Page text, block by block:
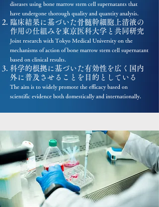
diseases using bone marrow stem cell supernatants that
have undergone thorough quality and quantity analysis.
臨床結果に基づいた骨髄幹細胞上清液の
作用の仕組みを東京医科大学と共同研究
Joint research with Tokyo Medical University on the
mechanisms of action of bone marrow stem cell supernatant
based on clinical results.
科学的根拠に基づいた有効性を広く国内
外に普及させることを目的としている
The aim is to widely promote the efficacy based on
scientific evidence both domestically and internationally.